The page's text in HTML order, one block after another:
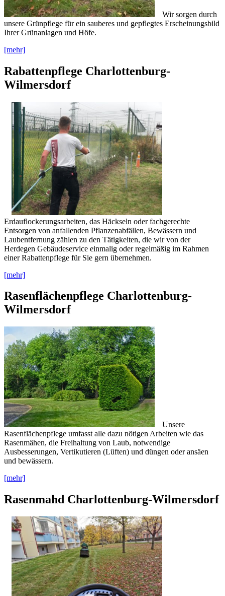
Wir sorgen durch
unsere Grünpflege für ein sauberes und gepflegtes Erscheinungsbild
Ihrer Grünanlagen und Höfe.
[mehr]
Rabattenpflege Charlottenburg-
Wilmersdorf
Erdauflockerungsarbeiten, das Häckseln oder fachgerechte
Entsorgen von anfallenden Pflanzenabfällen, Bewässern und
Laubentfernung zählen zu den Tätigkeiten, die wir von der
Herdegen Gebäudeservice einmalig oder regelmäßig im Rahmen
einer Rabattenpflege für Sie gern übernehmen.
[mehr]
Rasenflächenpflege Charlottenburg-
Wilmersdorf
Unsere
Rasenflächenpflege umfasst alle dazu nötigen Arbeiten wie das
Rasenmähen, die Freihaltung von Laub, notwendige
Ausbesserungen, Vertikutieren (Lüften) und düngen oder ansäen
und bewässern.
[mehr]
Rasenmahd Charlottenburg-Wilmersdorf